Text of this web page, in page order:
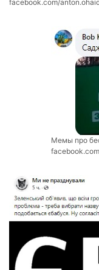
facebook.com/
Мемы про